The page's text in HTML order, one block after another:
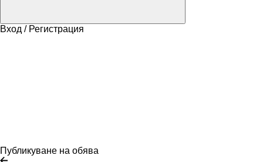
Вход / Регистрация
Публикуване на обява